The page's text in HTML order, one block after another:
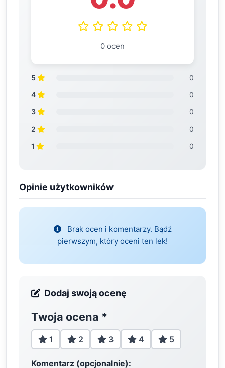
0 ocen
5
0
4
0
3
0
2
0
1
0
Opinie użytkowników
Brak ocen i komentarzy. Bądź
pierwszym, który oceni ten lek!
Dodaj swoją ocenę
Twoja ocena *
1 2 3 4 5
Komentarz (opcjonalnie):